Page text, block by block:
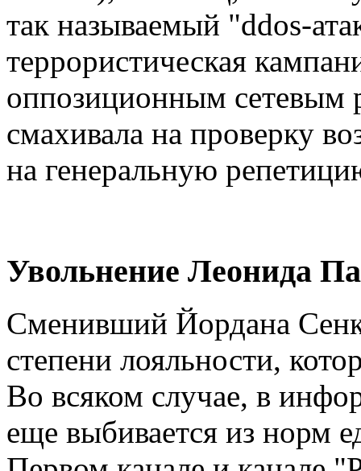
так называемый "ddos-
террористическая
оппозиционным сетевым
смахивала на проверку
на генеральную
Увольнение Леонида
Сменивший Йордана
степени лояльности,
Во всяком случае, в
еще выбивается из норм